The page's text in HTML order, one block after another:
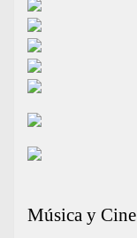
Música y Cine